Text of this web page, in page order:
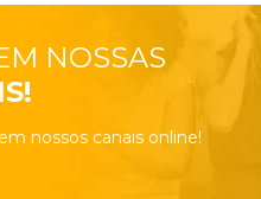
NOSSAS
nossos canais online!